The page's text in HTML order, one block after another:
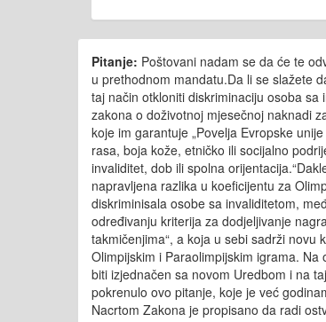
Pitanje: Poštovani nadam se da će te
u prethodnom mandatu.Da li se slažete
taj način otkloniti diskriminaciju osoba
zakona o doživotnoj mjesečnoj naknadi
koje im garantuje „Povelja Evropske
rasa, boja kože, etničko ili socijalno
invaliditet, dob ili spolna
napravljena razlika u koeficijentu za
diskriminisala osobe sa invaliditetom,
određivanju kriterija za dodjeljivanje
takmičenjima“, a koja u sebi sadrži
Olimpijskim i Paraolimpijskim igrama.
biti izjednačen sa novom Uredbom i na
pokrenulo ovo pitanje, koje je već
Nacrtom Zakona je propisano da radi